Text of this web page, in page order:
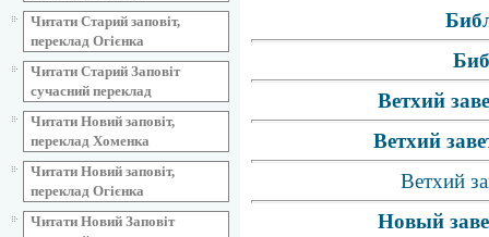
Читати Старий заповіт,
переклад Огієнка
Читати Старий Заповіт
сучасний переклад
Читати Новий заповіт,
переклад Хоменка
Читати Новий заповіт,
переклад Огієнка
Читати Новий Заповіт
Ветхий
Ветхий
Ветхий
Новый